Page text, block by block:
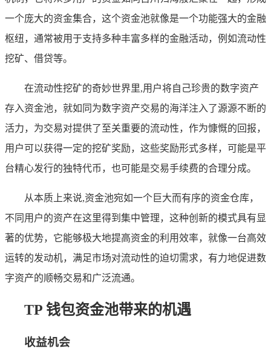
一个庞大的资金集合，这个资金池就像是一个功能强大的金融
枢纽，通常被用于支持多种丰富多样的金融活动，例如流动性
挖矿、借贷等。
在流动性挖矿的奇妙世界里,用户将自己珍贵的数字资产
存入资金池，就如同为数字资产交易的海洋注入了源源不断的
活力，为交易对提供了至关重要的流动性，作为慷慨的回报，
用户可以获得一定的挖矿奖励，这些奖励形式多样，可能是平
台精心发行的独特代币，也可能是交易手续费的合理分成。
从本质上来说,资金池宛如一个巨大而有序的资金仓库，
不同用户的资产在这里得到集中管理，这种创新的模式具有显
著的优势，它能够极大地提高资金的利用效率，就像一台高效
运转的发动机，满足市场对流动性的迫切需求，有力地促进数
字资产的顺畅交易和广泛流通。
TP 钱包资金池带来的机遇
收益机会